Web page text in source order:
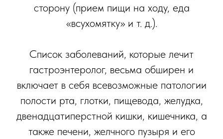
сторону (прием пищи на ходу, еда
«всухомятку» и т. д.).
Список заболеваний, которые лечит
гастроэнтеролог, весьма обширен и
включает в себя всевозможные патологии
полости рта, глотки, пищевода, желудка,
двенадцатиперстной кишки, кишечника, а
также печени, желчного пузыря и его